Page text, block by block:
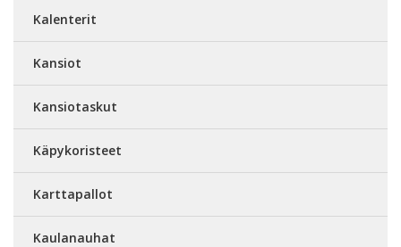
Kalenterit
Kansiot
Kansiotaskut
Käpykoristeet
Karttapallot
Kaulanauhat